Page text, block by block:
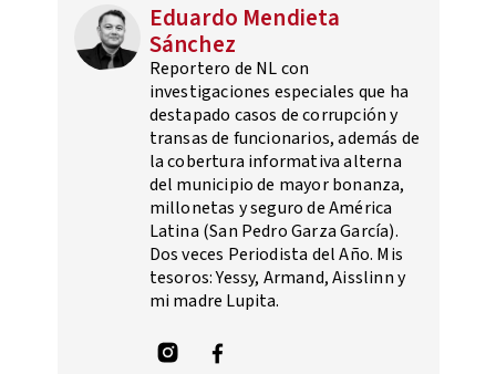
Eduardo Mendieta
Sánchez
Reportero de NL con
investigaciones especiales que ha
destapado casos de corrupción y
transas de funcionarios, además de
la cobertura informativa alterna
del municipio de mayor bonanza,
millonetas y seguro de América
Latina (San Pedro Garza García).
Dos veces Periodista del Año. Mis
tesoros: Yessy, Armand, Aisslinn y
mi madre Lupita.